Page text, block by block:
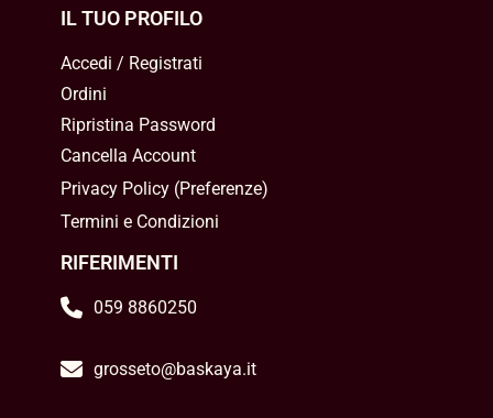
IL TUO PROFILO
Accedi / Registrati
Ordini
Ripristina Password
Cancella Account
Privacy Policy(Preferenze)
Termini e Condizioni
RIFERIMENTI
059 8860250
grosseto@baskaya.it